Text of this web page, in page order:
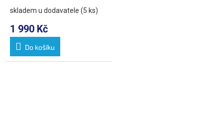
skladem u dodavatele (5 ks)
1 990 Kč
Do košíku